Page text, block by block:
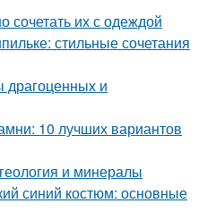
сочетать их с одеждой
стильные сочетания
и
10 лучших вариантов
и минералы
синий костюм: основные